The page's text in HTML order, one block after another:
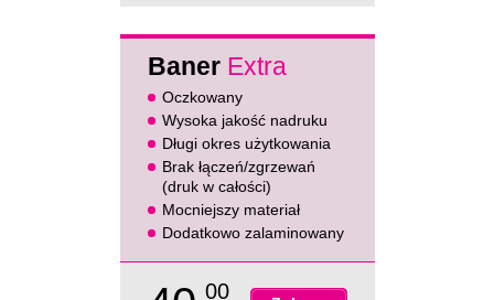
Baner Extra
Oczkowany
Wysoka jakość nadruku
Długi okres użytkowania
Brak łączeń/zgrzewań
(druk w całości)
Mocniejszy materiał
Dodatkowo zalaminowany
00